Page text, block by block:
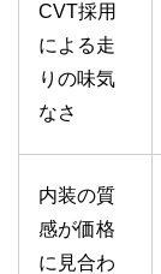
CVT採用
による走
りの味気
なさ
内装の質
感が価格
に見合わ